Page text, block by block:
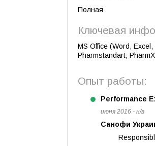
Полная
Ключевая
MS Office (Word,
Pharmstandart,
Опыт работы:
Performance
июня 2016 - н/в
Санофи